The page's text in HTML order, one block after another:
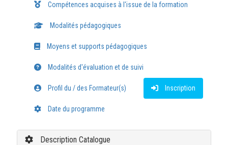
Compétences acquises à l'issue de la formation
Modalités pédagogiques
Moyens et supports pédagogiques
Modalités d'évaluation et de suivi
Profil du / des Formateur(s) Inscription
Date du programme
Description Catalogue